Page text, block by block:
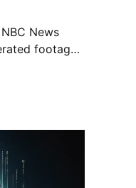
footage
Musk's toes,